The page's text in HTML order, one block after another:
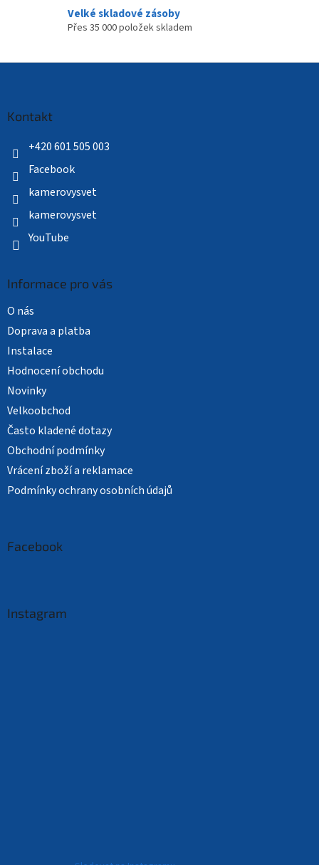
Velké skladové zásoby
Přes 35 000 položek skladem
Kontakt
+420 601 505 003
Facebook
kamerovysvet
kamerovysvet
YouTube
Informace pro vás
O nás
Doprava a platba
Instalace
Hodnocení obchodu
Novinky
Velkoobchod
Často kladené dotazy
Obchodní podmínky
Vrácení zboží a reklamace
Podmínky ochrany osobních údajů
Facebook
Instagram